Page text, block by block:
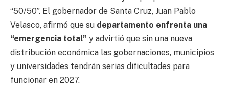
“50/50”. El gobernador de Santa Cruz, Juan Pablo
Velasco, afirmó que su departamento enfrenta una
“emergencia total” y advirtió que sin una nueva
distribución económica las gobernaciones, municipios
y universidades tendrán serias dificultades para
funcionar en 2027.